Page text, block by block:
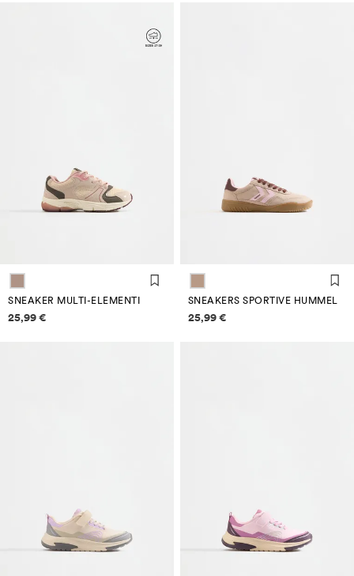
SNEAKER MULTI-ELEMENTI
Informazioni sui prezzi
25,99 €
SNEAKERS SPORTIVE HUMMEL
Informazioni sui prezzi
25,99 €